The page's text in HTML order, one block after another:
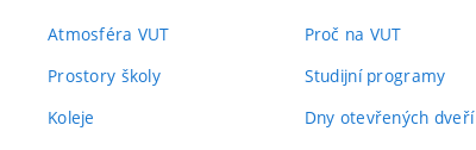
Atmosféra VUT
Prostory školy
Koleje
Proč na VUT
Studijní programy
Dny otevřených dveří